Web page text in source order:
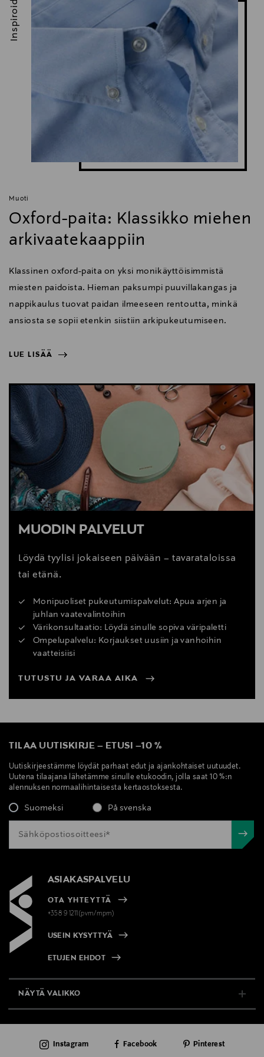
Muoti
Oxford-paita: Klassikko miehen
arkivaatekaappiin
Klassinen oxford-paita on yksi monikäyttöisimmistä
miesten paidoista. Hieman paksumpi puuvillakangas ja
nappikaulus tuovat paidan ilmeeseen rentoutta, minkä
ansiosta se sopii etenkin siistiin arkipukeutumiseen.
LUE LISÄÄ
Inspiroidu
LUE LISÄÄ
MUODIN PALVELUT
Löydä tyylisi jokaiseen päivään – tavarataloissa
tai etänä.
Monipuoliset pukeutumispalvelut: Apua arjen ja
juhlan vaatevalintoihin
Värikonsultaatio: Löydä sinulle sopiva väripaletti
Ompelupalvelu: Korjaukset uusiin ja vanhoihin
vaatteisiisi
TUTUSTU JA VARAA AIKA
TILAA UUTISKIRJE – ETUSI –10 %
Uutiskirjeestämme löydät parhaat edut ja ajankohtaiset uutuudet.
Uutena tilaajana lähetämme sinulle etukoodin, jolla saat 10 %:n
alennuksen normaalihintaisesta kertaostoksesta.
Suomeksi På svenska
ASIAKASPALVELU
OTA YHTEYTTÄ
+358 9 1211(pvm/mpm)
USEIN KYSYTTYÄ
ETUJEN EHDOT
NÄYTÄ VALIKKO
AJANKOHTAISTA
Instagram Facebook Pinterest